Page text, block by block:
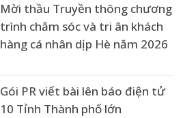
Mời thầu Truyền thông chương
trình chăm sóc và tri ân khách
hàng cá nhân dịp Hè năm 2026
Gói PR viết bài lên báo điện tử
10 Tỉnh Thành phố lớn